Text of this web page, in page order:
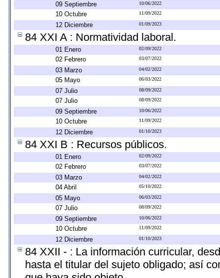
09 Septiembre 10/06/2022
10 Octubre 11/09/2022
12 Diciembre 01/09/2023
84 XXI A : Normatividad laboral.
01 Enero 02/09/2022
02 Febrero 03/07/2022
03 Marzo 04/02/2022
05 Mayo 06/03/2022
07 Julio 08/09/2022
07 Julio 08/09/2022
09 Septiembre 10/06/2022
10 Octubre 11/09/2022
12 Diciembre 01/10/2023
84 XXI B : Recursos públicos.
01 Enero 02/09/2022
02 Febrero 03/07/2022
03 Marzo 04/02/2022
04 Abril 05/10/2022
05 Mayo 06/03/2022
07 Julio 08/09/2022
09 Septiembre 10/06/2022
10 Octubre 11/09/2022
12 Diciembre 01/10/2023
84 XXII - : La información curricular,
hasta el titular del sujeto obligado; así